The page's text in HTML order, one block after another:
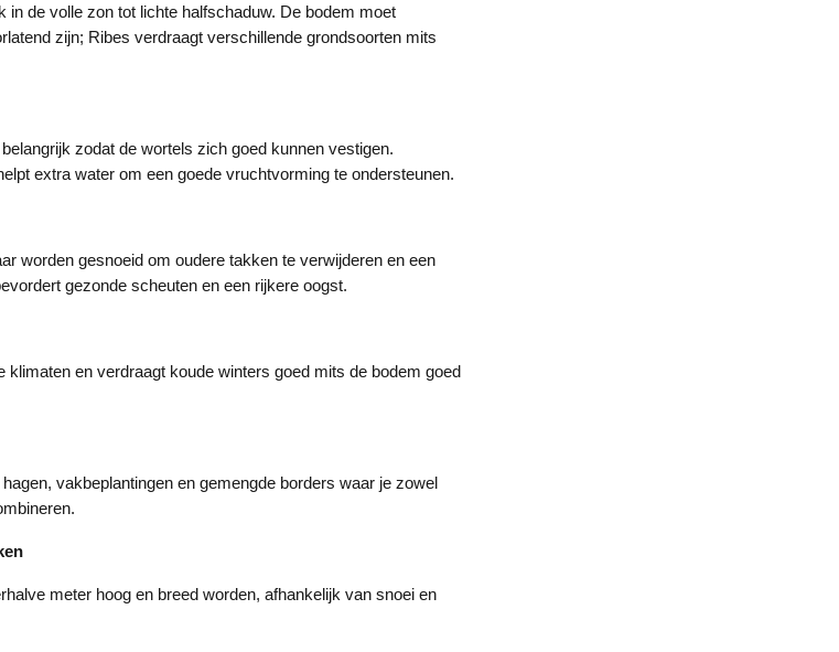
in de volle zon tot lichte halfschaduw. De bodem moet
zijn; Ribes verdraagt verschillende grondsoorten mits
zodat de wortels zich goed kunnen vestigen.
extra water om een goede vruchtvorming te ondersteunen.
worden gesnoeid om oudere takken te verwijderen en een
gezonde scheuten en een rijkere oogst.
klimaten en verdraagt koude winters goed mits de bodem goed
vakbeplantingen en gemengde borders waar je zowel
meter hoog en breed worden, afhankelijk van snoei en